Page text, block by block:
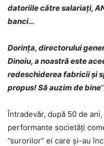
datoriile către salariați,
banci…
Dorința, directorului
Dinoiu, a noastră este
redeschiderea fabricii și
propus! Să auzim de bine
Întradevăr, după 50 de
performante societăți
”surorilor” ei care și-au